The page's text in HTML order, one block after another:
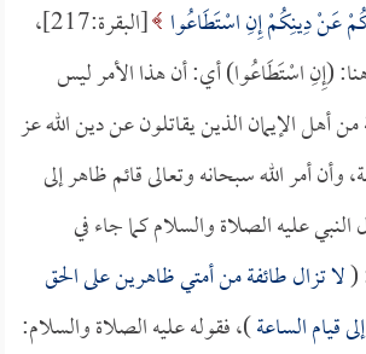
عَنْ دِينِكُمْ إِنِ اسْتَطَاعُوا
[البقرة:217]،
(إِنِ اسْتَطَاعُوا) أي: أن هذا الأمر ليس
من أهل الإيمان الذين يقاتلون عن دين الله عز
أمر الله سبحانه وتعالى قائم ظاهر إلى
النبي عليه الصلاة والسلام كما جاء في
:لا تزال طائفة من أمتي ظاهرين على الحق
قيام الساعة)، فقوله عليه الصلاة والسلام: